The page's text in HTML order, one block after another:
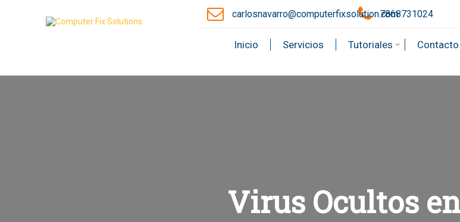
carlosnavarro@computerfixsolution.com7868731024
Inicio Servicios Tutoriales Contacto
Virus Ocultos